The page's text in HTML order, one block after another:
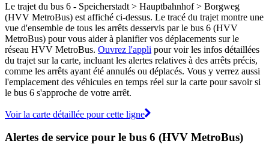
Le trajet du bus 6 - Speicherstadt > Hauptbahnhof > Borgweg
(HVV MetroBus) est affiché ci-dessus. Le tracé du trajet montre une
vue d'ensemble de tous les arrêts desservis par le bus 6 (HVV
MetroBus) pour vous aider à planifier vos déplacements sur le
réseau HVV MetroBus. Ouvrez l'appli pour voir les infos détaillées
du trajet sur la carte, incluant les alertes relatives à des arrêts précis,
comme les arrêts ayant été annulés ou déplacés. Vous y verrez aussi
l'emplacement des véhicules en temps réel sur la carte pour savoir si
le bus 6 s'approche de votre arrêt.
Voir la carte détaillée pour cette ligne
Alertes de service pour le bus 6 (HVV MetroBus)